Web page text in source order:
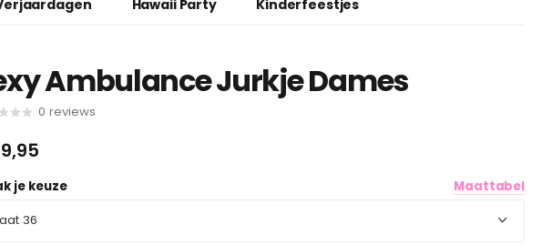
Hawaii Party Kinderfeestjes
Ambulance Jurkje Dames
0 reviews
je keuze
Maattabel
36